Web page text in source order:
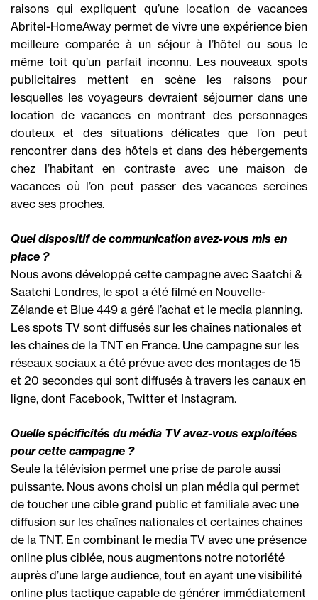
raisons qui expliquent qu’une location de vacances
Abritel-HomeAway permet de vivre une expérience bien
meilleure comparée à un séjour à l’hôtel ou sous le
même toit qu’un parfait inconnu. Les nouveaux spots
publicitaires mettent en scène les raisons pour
lesquelles les voyageurs devraient séjourner dans une
location de vacances en montrant des personnages
douteux et des situations délicates que l’on peut
rencontrer dans des hôtels et dans des hébergements
chez l’habitant en contraste avec une maison de
vacances où l’on peut passer des vacances sereines
avec ses proches.
Quel dispositif de communication avez-vous mis en
place ?
Nous avons développé cette campagne avec Saatchi &
Saatchi Londres, le spot a été filmé en Nouvelle-
Zélande et Blue 449 a géré l’achat et le media planning.
Les spots TV sont diffusés sur les chaînes nationales et
les chaînes de la TNT en France. Une campagne sur les
réseaux sociaux a été prévue avec des montages de 15
et 20 secondes qui sont diffusés à travers les canaux en
ligne, dont Facebook, Twitter et Instagram.
Quelle spécificités du média TV avez-vous exploitées
pour cette campagne ?
Seule la télévision permet une prise de parole aussi
puissante. Nous avons choisi un plan média qui permet
de toucher une cible grand public et familiale avec une
diffusion sur les chaînes nationales et certaines chaines
de la TNT. En combinant le media TV avec une présence
online plus ciblée, nous augmentons notre notoriété
auprès d’une large audience, tout en ayant une visibilité
online plus tactique capable de générer immédiatement